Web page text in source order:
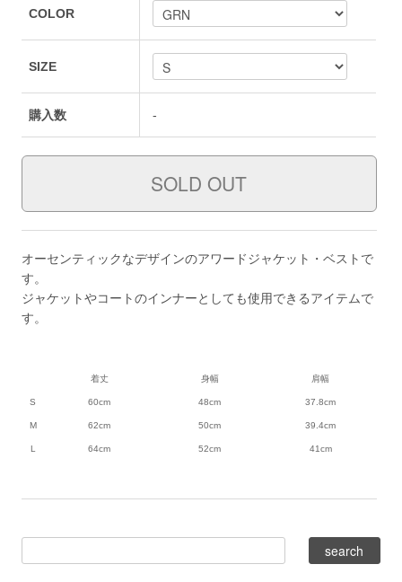
COLOR
SIZE
購入数 -
オーセンティックなデザインのアワードジャケット・ベストで
す。
ジャケットやコートのインナーとしても使用できるアイテムで
す。
着丈 身幅 肩幅
S 60cm 48cm 37.8cm
M 62cm 50cm 39.4cm
L 64cm 52cm 41cm